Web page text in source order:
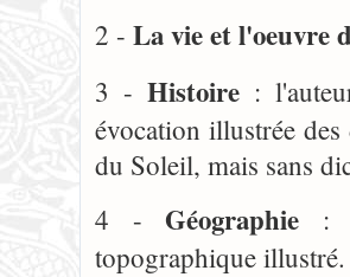
2 - La vie et l'oeuvre
3 - Histoire :
évocation illustrée
du Soleil, mais sans
4 -Géographie :
topographique illustré.